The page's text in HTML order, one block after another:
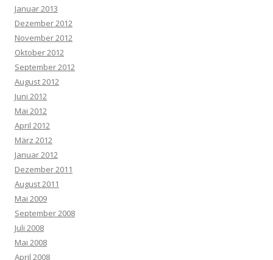
Januar 2013
Dezember 2012
November 2012
Oktober 2012
September 2012
August 2012
Juni 2012
Mai 2012
April 2012
März 2012
Januar 2012
Dezember 2011
August 2011
Mai 2009
September 2008
Juli 2008
Mai 2008
April 2008